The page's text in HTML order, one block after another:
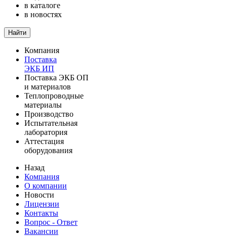
в каталоге
в новостях
Найти
Компания
Поставка
ЭКБ ИП
Поставка ЭКБ ОП
и материалов
Теплопроводные
материалы
Производство
Испытательная
лаборатория
Аттестация
оборудования
Назад
Компания
О компании
Новости
Лицензии
Контакты
Вопрос - Ответ
Вакансии